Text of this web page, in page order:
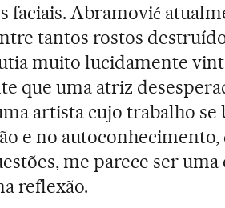
faciais. Abramović
tantos rostos
muito lucidamente
que uma atriz
artista cujo trabalho se
e no autoconhecimento,
me parece ser
reflexão.